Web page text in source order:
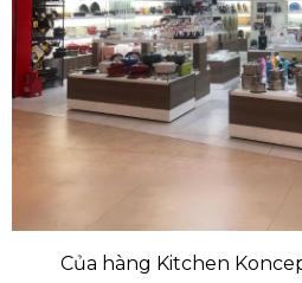
Của hàng Kitchen